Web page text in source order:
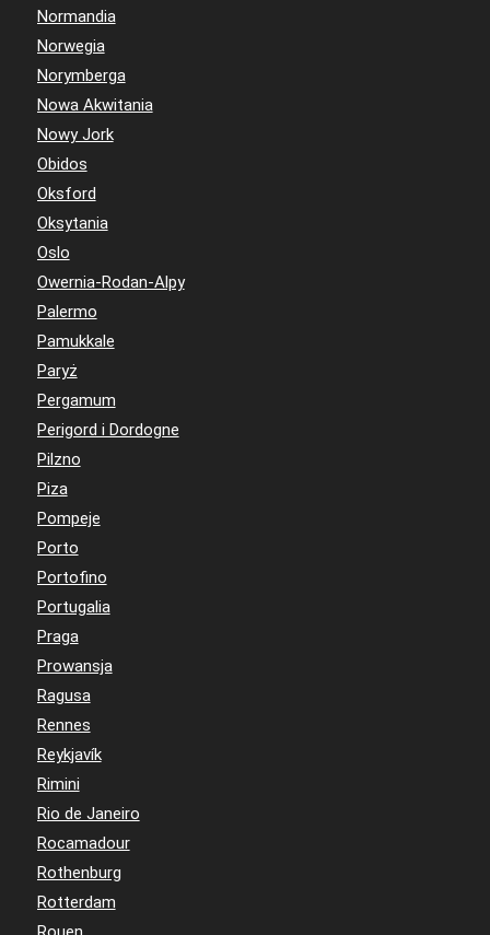
Normandia
Norwegia
Norymberga
Nowa Akwitania
Nowy Jork
Obidos
Oksford
Oksytania
Oslo
Owernia-Rodan-Alpy
Palermo
Pamukkale
Paryż
Pergamum
Perigord i Dordogne
Pilzno
Piza
Pompeje
Porto
Portofino
Portugalia
Praga
Prowansja
Ragusa
Rennes
Reykjavík
Rimini
Rio de Janeiro
Rocamadour
Rothenburg
Rotterdam